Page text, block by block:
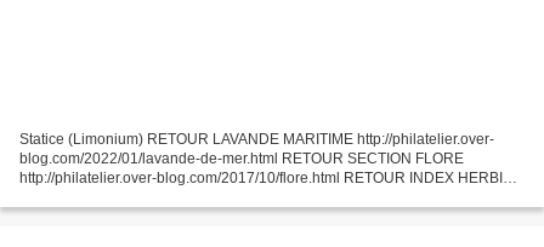
Statice (Limonium) RETOUR LAVANDE MARITIME http://philatelier.over-
blog.com/2022/01/lavande-de-mer.html RETOUR SECTION FLORE
http://philatelier.over-blog.com/2017/10/flore.html RETOUR INDEX HERBIER